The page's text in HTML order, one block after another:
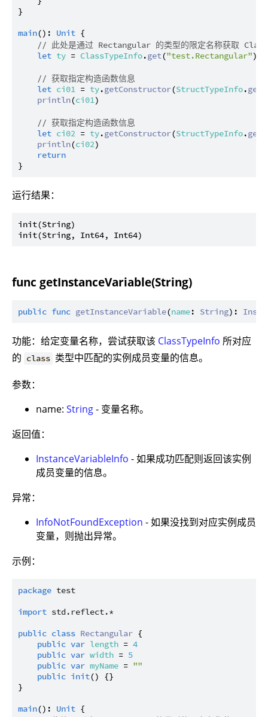
}
main(): Unit {
// 此处是通过 Rectangular 的类型的限定名称获取
let ty = ClassTypeInfo.get("test.Rectangular")
// 获取指定构造函数信息
let ci01 = ty.getConstructor(StructTypeInfo.get
println(ci01)
// 获取指定构造函数信息
let ci02 = ty.getConstructor(StructTypeInfo.get
println(ci02)
return
运行结果：
init(String)
func getInstanceVariable(String)
public func getInstanceVariable(name: String):
功能：给定变量名称，尝试获取该 ClassTypeInfo 所对应
的 class 类型中匹配的实例成员变量的信息。
参数：
name: String- 变量名称。
返回值：
InstanceVariableInfo - 如果成功匹配则返回该实例
成员变量的信息。
异常：
InfoNotFoundException - 如果没找到对应实例成员
变量，则抛出异常。
示例：
package test
import std.reflect.*
public class Rectangular {
public var length = 4
public var width = 5
public var myName = ""
public init() {}
}
main(): Unit {